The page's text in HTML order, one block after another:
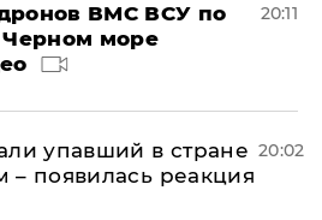
ВМС ВСУ по
море
20:11
упавший в стране
– появилась реакция
20:02